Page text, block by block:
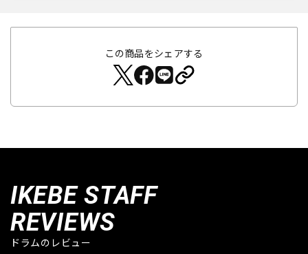
この商品をシェアする
IKEBE STAFF
REVIEWS
ドラムのレビュー